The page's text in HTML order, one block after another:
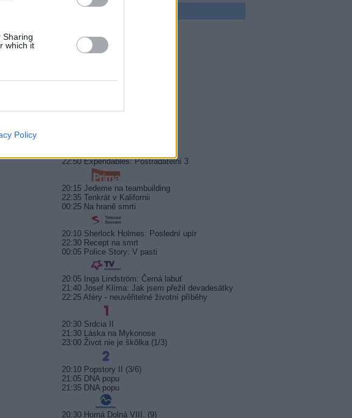
Sharing
which it
Policy
20:10 Docent (3/3)
22:50 Expendables: Postradatelní 3
20:15 Jedeme na teambuilding
22:35 Tenkrát v Kalifornii
00:25 Na hraně smrti
20:10 Sherlock Holmes: Poslední upír
22:30 Recept na smrt
00:05 Police Story: V pasti
20:05 Inga Lindström: Černá labuť
21:40 Josef Klíma: Jak jsem přežil devadesátky
22:25 Aféry - neuvěřitelné životní příběhy
20:30 Srdcia II
21:30 Láska na Mykonose
23:00 Život nie je škôlka (1/3)
20:10 Popstory II (3/6)
21:05 DNA popu
21:35 DNA popu
20:30 Horná Dolná VIII. (9)